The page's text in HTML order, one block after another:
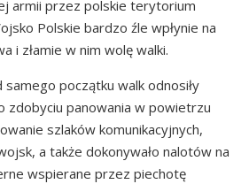
armii przez polskie terytorium
Polskie bardzo źle wpłynie na
i złamie w nim wolę walki.
początku walk odnosiły
zdobyciu panowania w powietrzu
szlaków komunikacyjnych,
a także dokonywało nalotów na
wspierane przez piechotę